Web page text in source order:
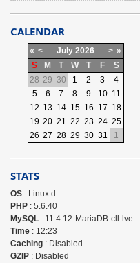
CALENDAR
« < July 2026 > »
S
M T W T F
S
28 29 30 1 2 3
4
5
6 7 8 9 10 11
12 13 14 15 16 17 18
19 20 21 22 23 24 25
26 27 28 29 30 31 1
STATS
OS: Linux d
PHP: 5.6.40
MySQL: 11.4.12-MariaDB-cll-lve
Time: 12:23
Caching: Disabled
GZIP: Disabled